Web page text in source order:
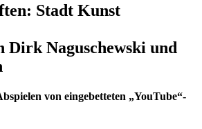
Stadt Kunst
Dirk Naguschewski und
von eingebetteten „YouTube“-